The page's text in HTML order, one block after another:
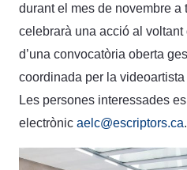
durant el mes de novembre a
celebrarà una acció al
d’una convocatòria oberta
coordinada per la videoartista
Les persones interessades
electrònic aelc@escriptors.ca.